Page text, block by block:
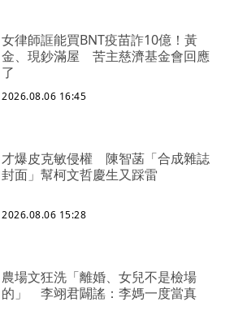
女律師誆能買BNT疫苗詐10億！黃
金、現鈔滿屋 苦主慈濟基金會回應
了
2026.08.06 16:45
才爆皮克敏侵權 陳智菡「合成雜誌
封面」幫柯文哲慶生又踩雷
2026.08.06 15:28
農場文狂洗「離婚、女兒不是檢場
的」 李翊君闢謠：李媽一度當真